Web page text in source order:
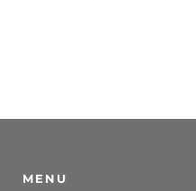
MENU